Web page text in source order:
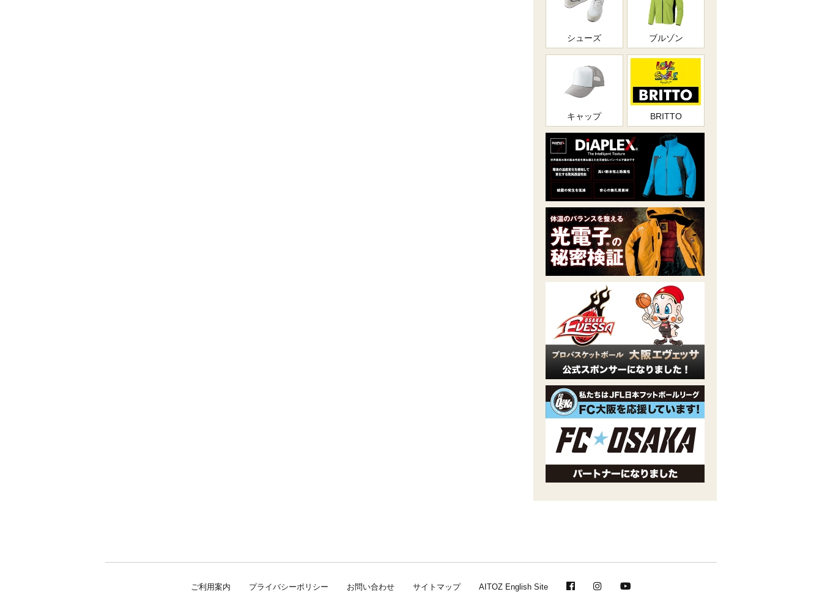
シューズ ブルゾン
キャップ BRITTO
ご利用案内 プライバシーポリシー お問い合わせ サイトマップ AITOZ English Site